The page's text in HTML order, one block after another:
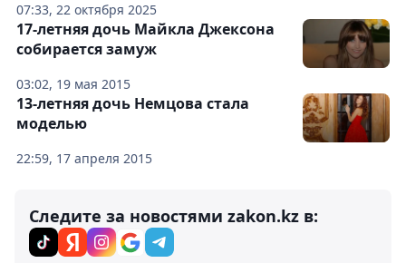
07:33, 22 октября 2025
03:02, 19 мая 2015
17-летняя дочь Майкла Джексона
собирается замуж
22:59, 17 апреля 2015
13-летняя дочь Немцова стала
моделью
Следите за новостями zakon.kz в: